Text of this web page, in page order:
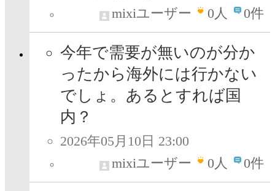
mixiユーザー
0人 0件
今年で需要が無いのが分か
ったから海外には行かない
でしょ。あるとすれば国
内？
2026年05月10日 23:00
mixiユーザー
0人 0件